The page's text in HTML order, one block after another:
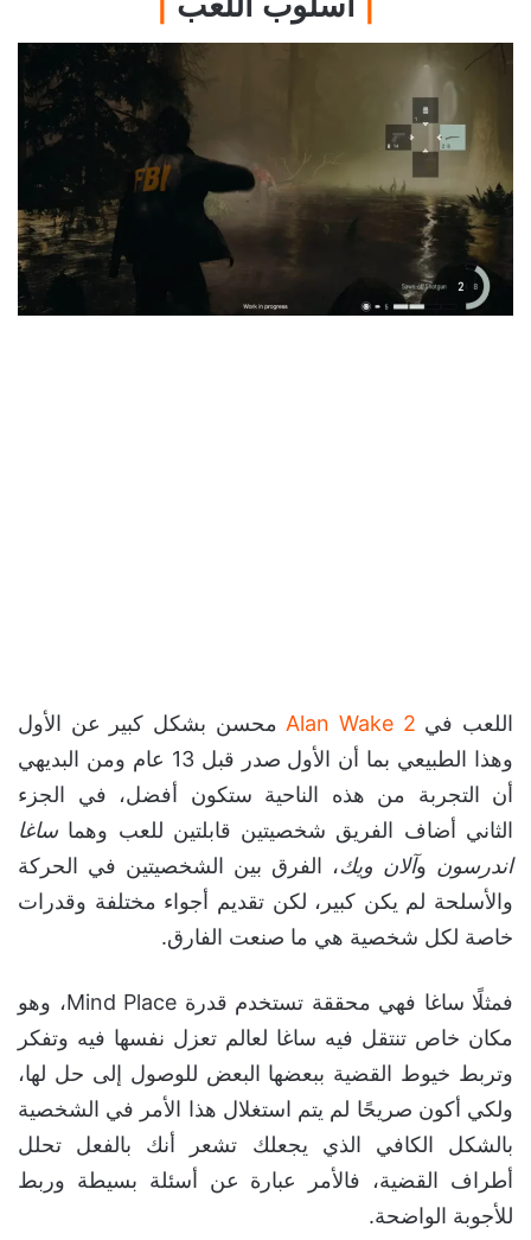
اللعب في Alan Wake 2 محسن بشكل كبير عن الأول
وهذا الطبيعي بما أن الأول صدر قبل 13 عام ومن البديهي
أن التجربة من هذه الناحية ستكون أفضل، في الجزء
الثاني أضاف الفريق شخصيتين قابلتين للعب وهما ساغا
اندرسون وآلان ويك، الفرق بين الشخصيتين في الحركة
والأسلحة لم يكن كبير، لكن تقديم أجواء مختلفة وقدرات
خاصة لكل شخصية هي ما صنعت الفارق.
فمثلًا ساغا فهي محققة تستخدم قدرة Mind Place، وهو
مكان خاص تنتقل فيه ساغا لعالم تعزل نفسها فيه وتفكر
وتربط خيوط القضية ببعضها البعض للوصول إلى حل لها،
ولكي أكون صريحًا لم يتم استغلال هذا الأمر في الشخصية
بالشكل الكافي الذي يجعلك تشعر أنك بالفعل تحلل
أطراف القضية، فالأمر عبارة عن أسئلة بسيطة وربط
للأجوبة الواضحة.